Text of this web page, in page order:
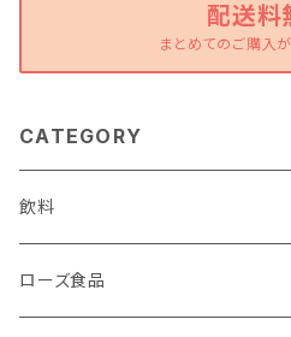
配送料
まとめてのご購入
CATEGORY
飲料
ローズ食品